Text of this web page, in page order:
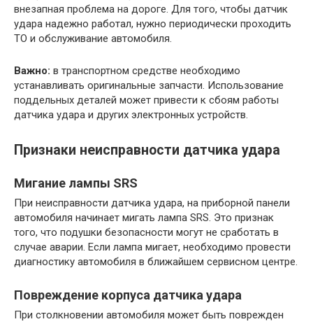
внезапная проблема на дороге. Для того, чтобы датчик
удара надежно работал, нужно периодически проходить
ТО и обслуживание автомобиля.
Важно: в транспортном средстве необходимо
устанавливать оригинальные запчасти. Использование
поддельных деталей может привести к сбоям работы
датчика удара и других электронных устройств.
Признаки неисправности датчика удара
Мигание лампы SRS
При неисправности датчика удара, на приборной панели
автомобиля начинает мигать лампа SRS. Это признак
того, что подушки безопасности могут не сработать в
случае аварии. Если лампа мигает, необходимо провести
диагностику автомобиля в ближайшем сервисном центре.
Повреждение корпуса датчика удара
При столкновении автомобиля может быть поврежден